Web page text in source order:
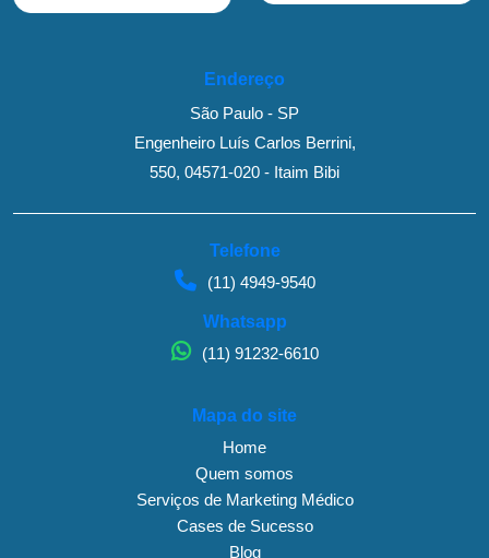
Endereço
São Paulo - SP
Engenheiro Luís Carlos Berrini,
550, 04571-020 - Itaim Bibi
Telefone
(11) 4949-9540
Whatsapp
(11) 91232-6610
Mapa do site
Home
Quem somos
Serviços de Marketing Médico
Cases de Sucesso
Blog